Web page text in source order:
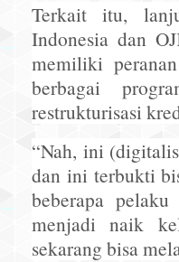
Terkait itu,
Indonesia dan
memiliki
berbagai
restrukturisasi
“Nah, ini
dan ini terbukti
beberapa
menjadi naik
sekarang bisa